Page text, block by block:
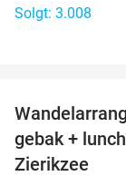
Solgt: 3.008
gebak +
Zierikzee